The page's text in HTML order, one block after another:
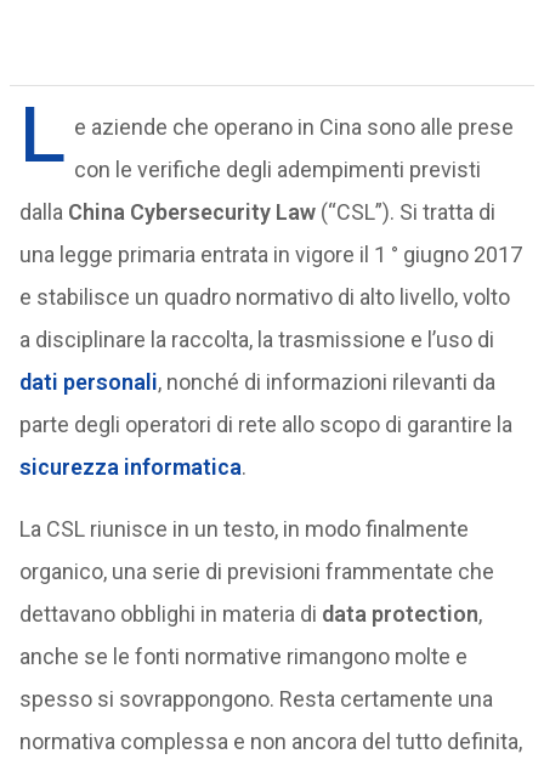
L e aziende che operano in Cina sono alle prese
con le verifiche degli adempimenti previsti
dalla China Cybersecurity Law(“CSL”). Si tratta di
una legge primaria entrata in vigore il 1 ° giugno 2017
e stabilisce un quadro normativo di alto livello, volto
a disciplinare la raccolta, la trasmissione e l’uso di
dati personali, nonché di informazioni rilevanti da
parte degli operatori di rete allo scopo di garantire la
sicurezza informatica.
La CSL riunisce in un testo, in modo finalmente
organico, una serie di previsioni frammentate che
dettavano obblighi in materia di data protection,
anche se le fonti normative rimangono molte e
spesso si sovrappongono. Resta certamente una
normativa complessa e non ancora del tutto definita,